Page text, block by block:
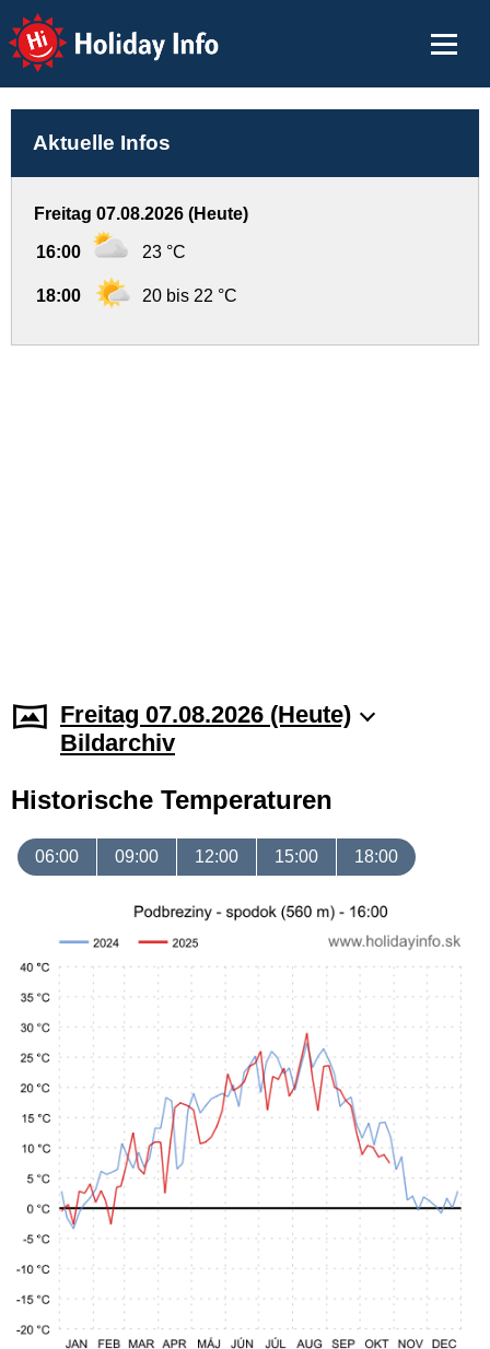
Holiday Info
Aktuelle Infos
Freitag 07.08.2026 (Heute)
16:00 23 °C
18:00 20 bis 22 °C
Freitag 07.08.2026 (Heute)
Bildarchiv
Historische Temperaturen
06:00 09:00 12:00 15:00 18:00